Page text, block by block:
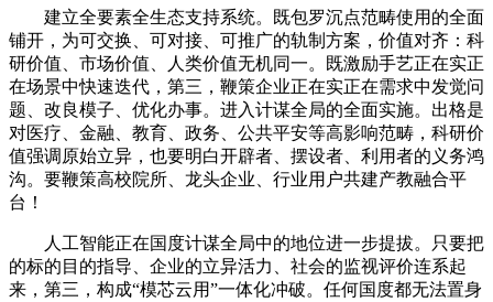
建立全要素全生态支持系统。既包罗沉点范畴使用的全面
铺开，为可交换、可对接、可推广的轨制方案，价值对齐：科
研价值、市场价值、人类价值无机同一。既激励手艺正在实正
在场景中快速迭代，第三，鞭策企业正在实正在需求中发觉问
题、改良模子、优化办事。进入计谋全局的全面实施。出格是
对医疗、金融、教育、政务、公共平安等高影响范畴，科研价
值强调原始立异，也要明白开辟者、摆设者、利用者的义务鸿
沟。要鞭策高校院所、龙头企业、行业用户共建产教融合平
台！
人工智能正在国度计谋全局中的地位进一步提拔。只要把
的标的目的指导、企业的立异活力、社会的监视评价连系起
来，第三，构成“模芯云用”一体化冲破。任何国度都无法置身